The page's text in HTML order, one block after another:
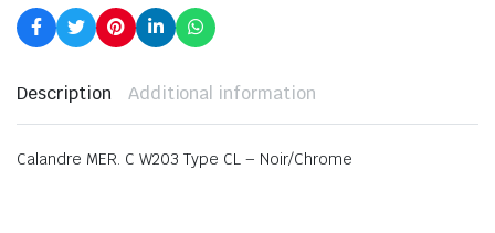
Description Additional information
Calandre MER. C W203 Type CL – Noir/Chrome